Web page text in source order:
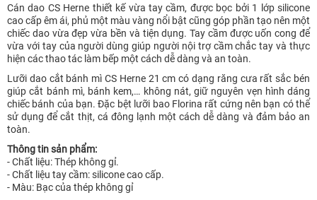
Cán dao CS Herne thiết kế vừa tay cầm, được bọc bởi 1 lớp silicone
cao cấp êm ái, phủ một màu vàng nổi bật cũng góp phần tạo nên một
chiếc dao vừa đẹp vừa bền và tiện dụng. Tay cầm được uốn cong để
vừa với tay của người dùng giúp người nội trợ cầm chắc tay và thực
hiện các thao tác làm bếp một cách dễ dàng và an toàn.
Lưỡi dao cắt bánh mì CS Herne 21 cm có dạng răng cưa rất sắc bén
giúp cắt bánh mì, bánh kem,… không nát, giữ nguyên vẹn hình dáng
chiếc bánh của bạn. Đặc bệt lưỡi bao Florina rất cứng nên bạn có thể
sử dụng để cắt thịt, cá đông lạnh một cách dễ dàng và đảm bảo an
toàn.
Thông tin sản phẩm:
- Chất liệu: Thép không gỉ.
- Chất liệu tay cầm: silicone cao cấp.
- Màu: Bạc của thép không gỉ